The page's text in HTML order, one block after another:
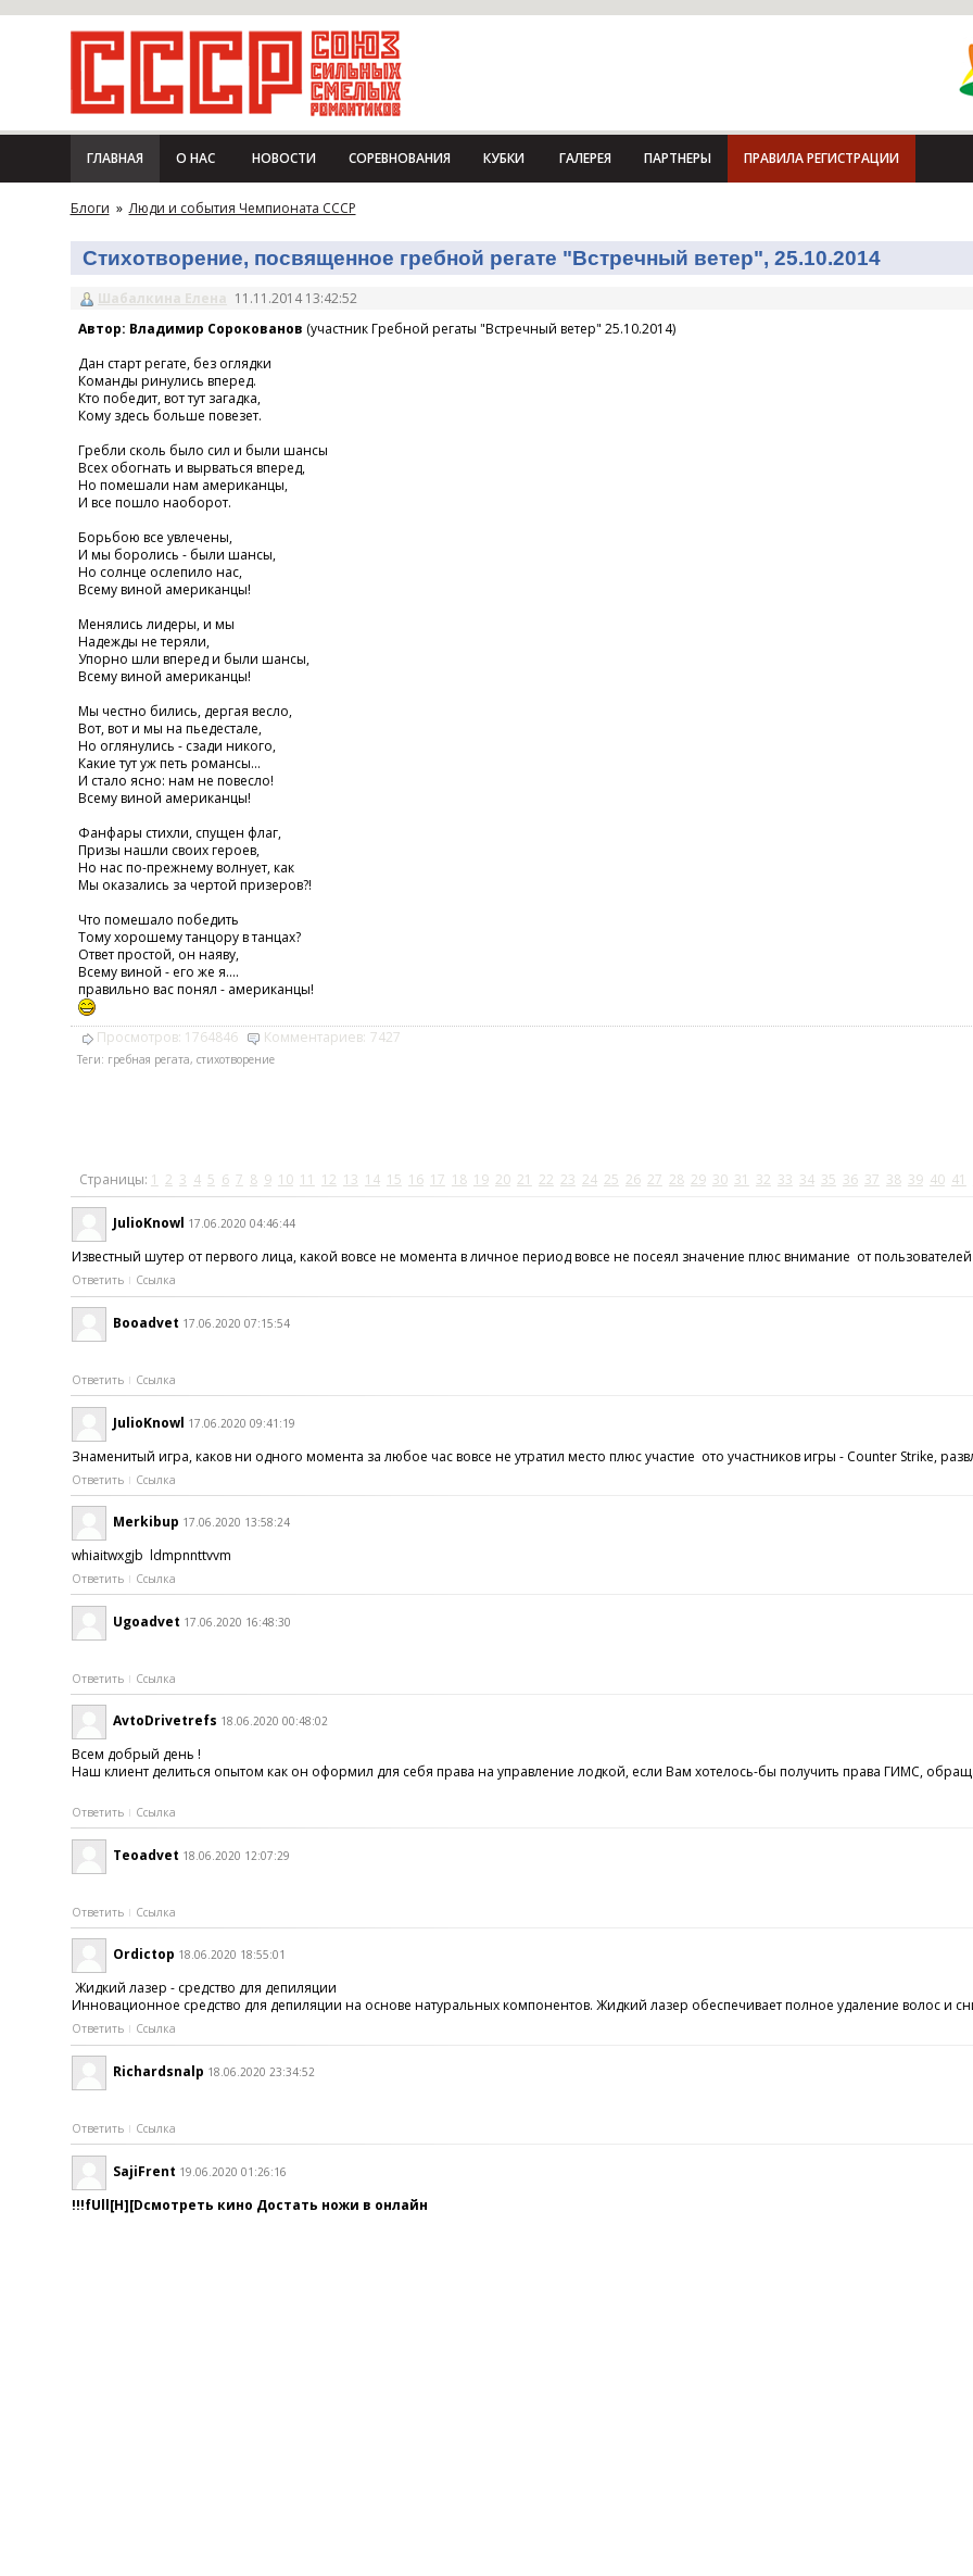
ГЛАВНАЯ О НАС НОВОСТИ СОРЕВНОВАНИЯ КУБКИ ГАЛЕРЕЯ ПАРТНЕРЫ ПРАВИЛА РЕГИСТРАЦИИ
Блоги » Люди и события Чемпионата СССР
Стихотворение, посвященное гребной регате "Встречный ветер", 25.10.2014
Шабалкина Елена 11.11.2014 13:42:52
Автор: Владимир Сорокованов (участник Гребной регаты "Встречный ветер" 25.10.2014)
Дан старт регате, без оглядки
Команды ринулись вперед.
Кто победит, вот тут загадка,
Кому здесь больше повезет.
Гребли сколь было сил и были шансы
Всех обогнать и вырваться вперед,
Но помешали нам американцы,
И все пошло наоборот.
Борьбою все увлечены,
И мы боролись - были шансы,
Но солнце ослепило нас,
Всему виной американцы!
Менялись лидеры, и мы
Надежды не теряли,
Упорно шли вперед и были шансы,
Всему виной американцы!
Мы честно бились, дергая весло,
Вот, вот и мы на пьедестале,
Но оглянулись - сзади никого,
Какие тут уж петь романсы...
И стало ясно: нам не повесло!
Всему виной американцы!
Фанфары стихли, спущен флаг,
Призы нашли своих героев,
Но нас по-прежнему волнует, как
Мы оказались за чертой призеров?!
Что помешало победить
Тому хорошему танцору в танцах?
Ответ простой, он наяву,
Всему виной - его же я....
правильно вас понял - американцы!
Просмотров: 1764846 Комментариев: 7427
Теги: гребная регата, стихотворение
Страницы: 1 2 3 4 5 6 7 8 9 10 11 12 13 14 15 16 17 18 19 20 21 22 23 24 25 26 27 28 29 30 31 32 33 34 35 36 37 38 39 40 41
JulioKnowl 17.06.2020 04:46:44
Известный шутер от первого лица, какой вовсе не момента в личное период вовсе не посеял значение плюс внимание от
Ответить Ссылка
Booadvet 17.06.2020 07:15:54
Ответить Ссылка
JulioKnowl 17.06.2020 09:41:19
Знаменитый игра, каков ни одного момента за любое час вовсе не утратил место плюс участие ото участников игры - Counter
Ответить Ссылка
Merkibup 17.06.2020 13:58:24
whiaitwxgjb ldmpnnttvvm
Ответить Ссылка
Ugoadvet 17.06.2020 16:48:30
Ответить Ссылка
AvtoDrivetrefs 18.06.2020 00:48:02
Всем добрый день !
Наш клиент делиться опытом как он оформил для себя права на управление лодкой, если Вам хотелось-бы получить права ГИМС,
Ответить Ссылка
Teoadvet 18.06.2020 12:07:29
Ответить Ссылка
Ordictop 18.06.2020 18:55:01
Жидкий лазер - средство для депиляции
Инновационное средство для депиляции на основе натуральных компонентов. Жидкий лазер обеспечивает полное удаление волос
Ответить Ссылка
Richardsnalp 18.06.2020 23:34:52
Ответить Ссылка
SajiFrent 19.06.2020 01:26:16
!!!fUll[H][Dсмотреть кино Достать ножи в онлайн